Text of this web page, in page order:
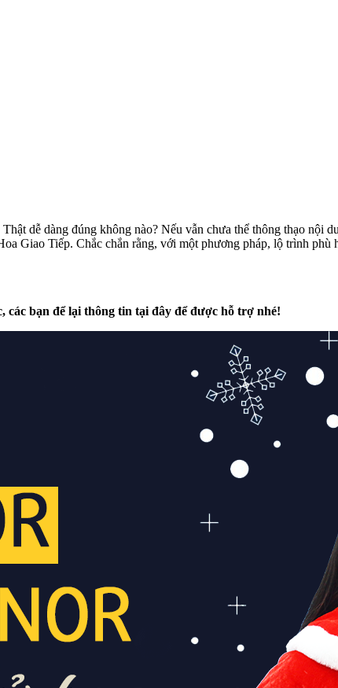
dễ dàng đúng không nào? Nếu vẫn chưa thể thông thạo nội
Giao Tiếp. Chắc chắn rằng, với một phương pháp, lộ trình
các bạn để lại thông tin tại đây để được hỗ trợ nhé!